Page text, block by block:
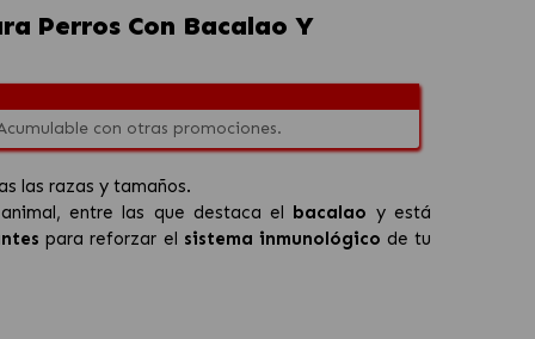
Perros Con Bacalao Y
con otras promociones.
las razas y tamaños.
entre las que destaca el bacalao y está
para reforzar el sistema inmunológico de tu